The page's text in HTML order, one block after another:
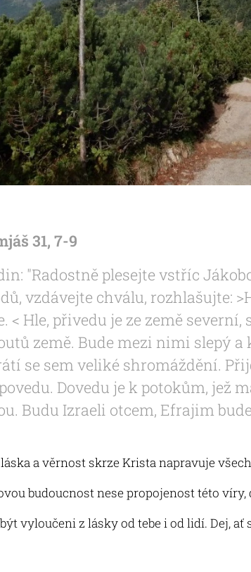
31, 7-9
"Radostně plesejte vstříc
vzdávejte chválu, rozhlašujte:
< Hle, přivedu je ze země
země. Bude mezi nimi slepý a
se sem veliké shromáždění.
Dovedu je k potokům, jež
Budu Izraeli otcem, Efrajim
a věrnost skrze Krista napravuje
budoucnost nese propojenost této víry,
vyloučeni z lásky od tebe i od lidí. Dej, ať